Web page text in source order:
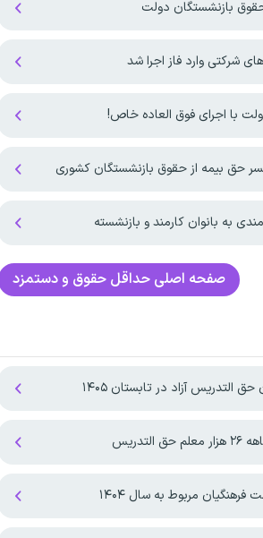
شرکتی وارد فاز اجرا شد
حق بیمه از حقوق بازنشستگان کشوری
به بانوان کارمند و بازنشسته
صفحه اصلیحداقل حقوق و دستمزد
آزاد در تابستان ۱۴۰۵
مربوط به سال ۱۴۰۴